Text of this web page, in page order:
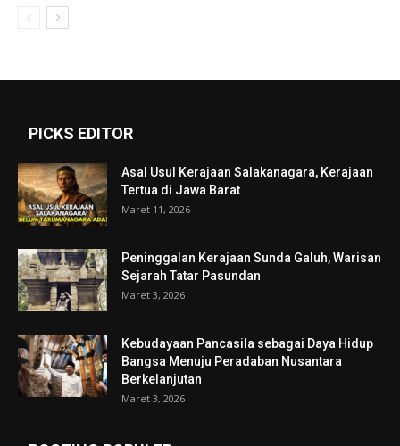
PICKS EDITOR
Asal Usul Kerajaan Salakanagara, Kerajaan
Tertua di Jawa Barat
Maret 11, 2026
Peninggalan Kerajaan Sunda Galuh, Warisan
Sejarah Tatar Pasundan
Maret 3, 2026
Kebudayaan Pancasila sebagai Daya Hidup
Bangsa Menuju Peradaban Nusantara
Berkelanjutan
Maret 3, 2026